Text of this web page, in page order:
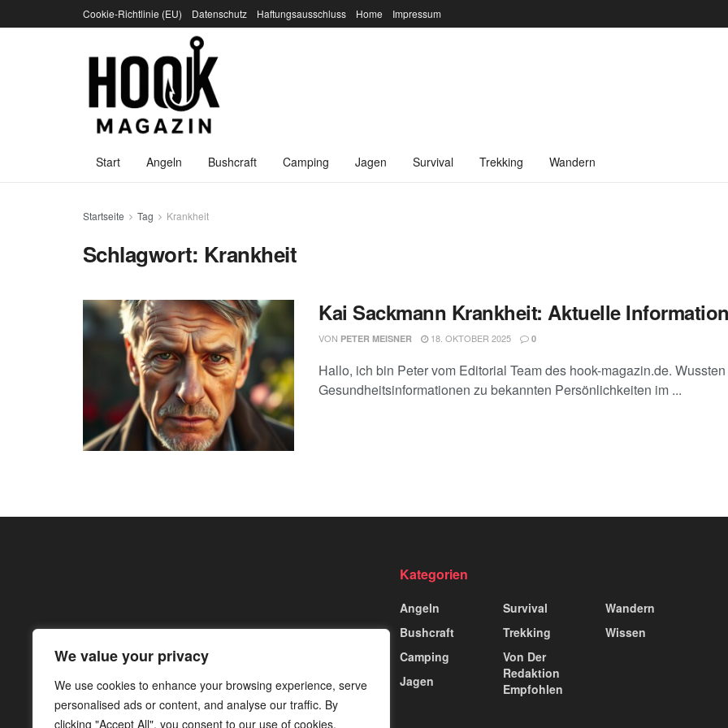
We value your privacy
We use cookies to enhance your browsing experience, serve
personalised ads or content, and analyse our traffic. By
clicking "Accept All", you consent to our use of cookies.
Cookie-Richtlinie (EU) Datenschutz Haftungsausschluss Home Impressum
Start Angeln Bushcraft Camping Jagen Survival Trekking Wandern
Startseite Tag Krankheit
Schlagwort: Krankheit
Kai Sackmann Krankheit: Aktuelle
VON PETER MEISNER 18. OKTOBER 2025 0
Hallo, ich bin Peter vom Editorial Team des hook-magazin.de.
Gesundheitsinformationen zu bekannten Persönlichkeiten im ...
Kategorien
Angeln
Bushcraft
Camping
Jagen
Survival
Trekking
Von Der
Redaktion
Empfohlen
Wandern
Wissen